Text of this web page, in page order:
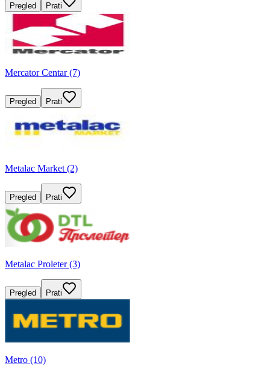
Pregled Prati
Mercator Centar (7)
Pregled Prati
Metalac Market (2)
Pregled Prati
Metalac Proleter (3)
Pregled Prati
Metro (10)